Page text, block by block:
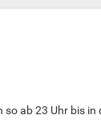
ab 23 Uhr bis in